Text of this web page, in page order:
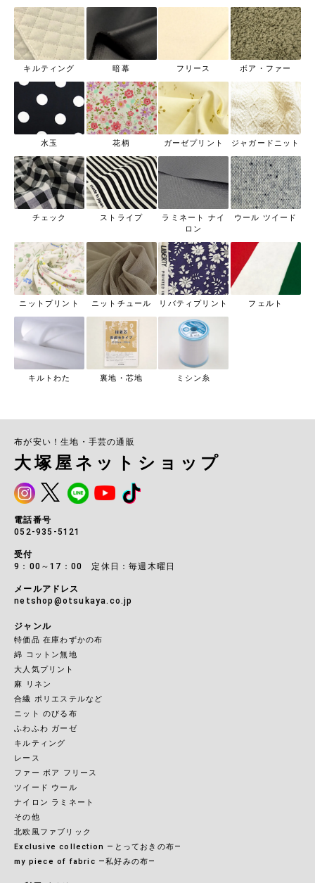
キルティング 暗幕 フリース ボア・ファー
水玉 花柄 ガーゼプリント ジャガードニット
チェック ストライプ
ラミネート ナイ
ロン
ウール ツイード
ニットプリント ニットチュール リバティプリント フェルト
キルトわた 裏地・芯地 ミシン糸
布が安い！生地・手芸の通販
大塚屋ネットショップ
電話番号
052-935-5121
受付
9：00～17：00 定休日：毎週木曜日
メールアドレス
netshop@otsukaya.co.jp
ジャンル
特価品 在庫わずかの布
綿 コットン無地
大人気プリント
麻 リネン
合繊 ポリエステルなど
ニット のびる布
ふわふわ ガーゼ
キルティング
レース
ファー ボア フリース
ツイード ウール
ナイロン ラミネート
その他
北欧風ファブリック
Exclusive collection ―とっておきの布―
my piece of fabric ―私好みの布―